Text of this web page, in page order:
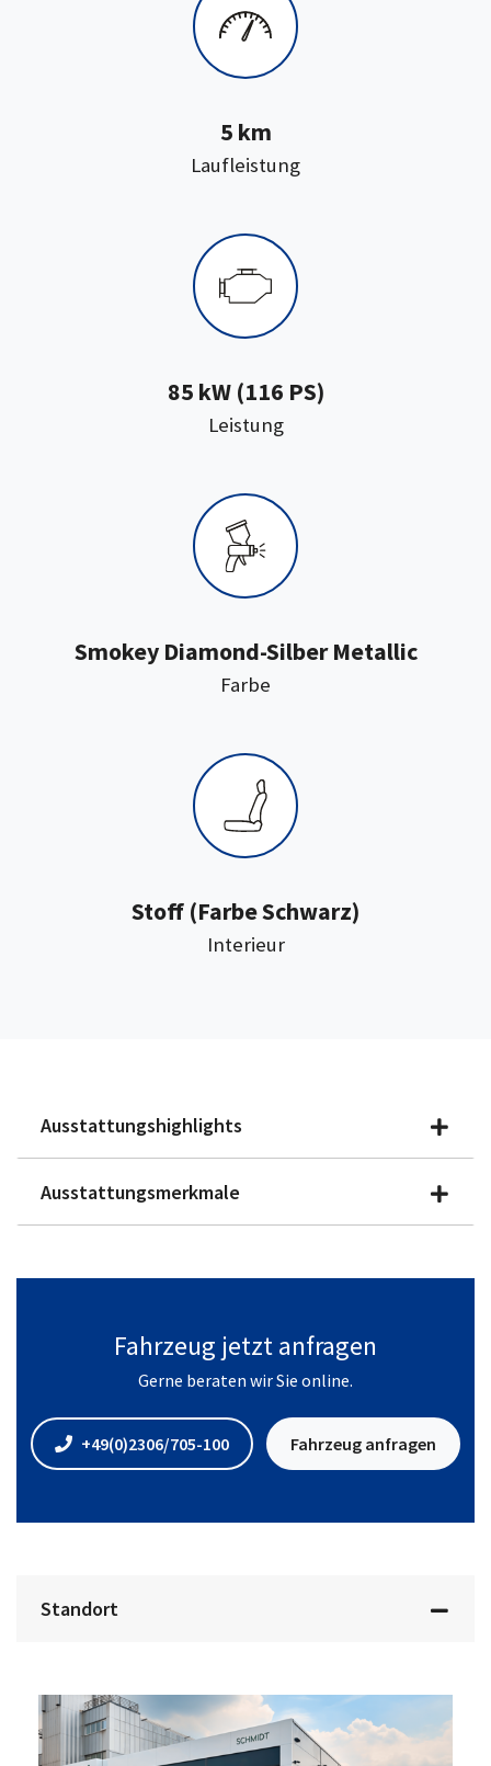
Laufleistung:
5 km
Leistung:
85 kW (116 PS)
Farbe
Smokey Diamond-Silber Metallic
Interieur
Stoff :(Farbe Schwarz)
Ausstattungshighlights
Ausstattungsmerkmale
Fahrzeug jetzt anfragen
Gerne beraten wir Sie online.
+49(0)2306/705-100 Fahrzeug anfragen
Standort